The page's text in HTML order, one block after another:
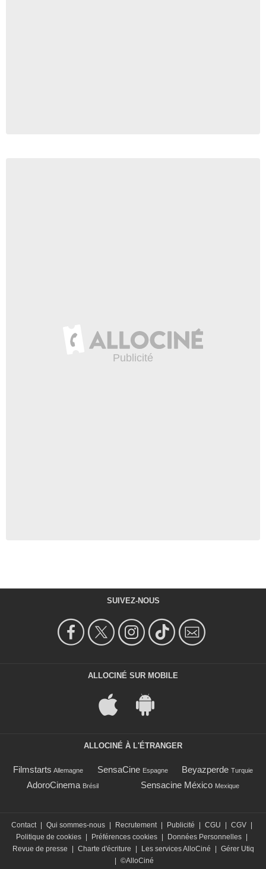
SUIVEZ-NOUS
ALLOCINÉ SUR MOBILE
ALLOCINÉ À L'ÉTRANGER
Filmstarts Allemagne SensaCine Espagne Beyazperde Turquie
AdoroCinema Brésil Sensacine México Mexique
Contact Qui sommes-nous Recrutement Publicité CGU CGV
Politique de cookies
Préférences cookies Données Personnelles
Revue de presse
Charte d'écriture Les services AlloCiné
Gérer Utiq
©AlloCiné